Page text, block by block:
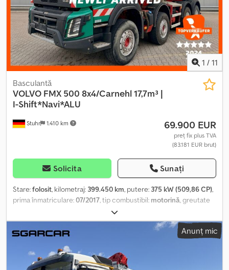
1 / 11
Stuhr 1.410 km
Basculantă
VOLVO FMX 500 8x4/Carnehl 17,7m³ |
I-Shift*Navi*ALU
69.900 EUR
preț fix plus TVA
(83.181 EUR brut)
Solicita Sunați
Stare:folosit, kilometraj: 399.450 km, putere: 375 kW (509,86 CP),
prima înmatriculare:07/2017, tip combustibil: motorină, greutate
, configurație ax:3 axe
(TÜV):02/2027, culoare:verde, tip de angrenaj:automat, clasă de
emisii:Euro 6, volumul spațiului de încărcare: 17 m³ , Dotări:ABS,
semiremorcă Carnehl, 17,7 m³ ? Transmisie I-Shift ? Frână motor în
3 trepte ? Radio ? Transmisie automată ? Aer condiționat ? Cabină
Anunț mic